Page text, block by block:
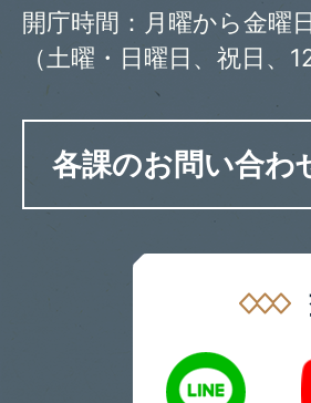
開庁時間：月曜から金曜
（土曜・日曜日、祝日、
各課のお問い合わ
LINE